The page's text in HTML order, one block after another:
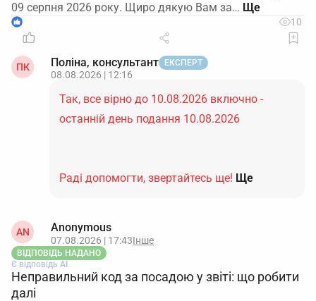
09 серпня 2026 року. Щиро дякую Вам за…
1 10
ПК Поліна, консультант ЕКСПЕРТ
08.08.2026 | 12:16
Так, все вірно до 10.08.2026 включно -
останній день подання 10.08.2026
Раді допомогти, звертайтесь ще! Ще
AN Anonymous
07.08.2026 | 17:43Інше
ВІДПОВІДЬ НАДАНО
Є відповідь АІ
Неправильний код за посадою у звіті: що робити
далі